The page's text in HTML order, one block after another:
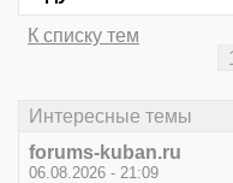
К списку тем
Интересные темы
forums-kuban.ru
06.08.2026 - 21:09